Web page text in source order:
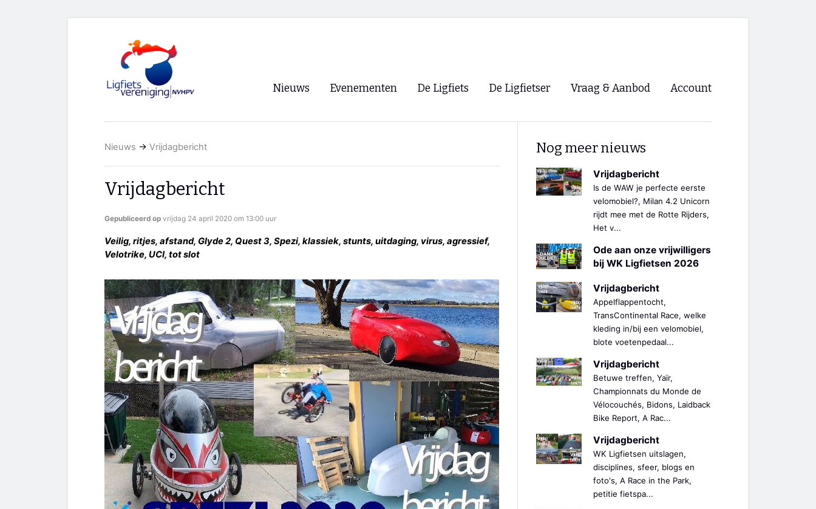
Nieuws Evenementen
WK Ligfietsen 2026
De Ligfiets De Ligfietser
Ligfietsvereninging NVHPV
Lokale Fietsverenigingen
Forum ligfietsers.nl 🡺
Vraag & Aanbod Account
Nieuws → Vrijdagbericht
Vrijdagbericht
Gepubliceerd op vrijdag 24 april 2020 om 13:00 uur
Veilig, ritjes, afstand, Glyde 2, Quest 3, Spezi, klassiek, stunts, uitdaging, virus, agressief,
Velotrike, UCI, tot slot
Nog meer nieuws
Vrijdagbericht
Is de WAW je perfecte eerste
velomobiel?, Milan 4.2 Unicorn
rijdt mee met de Rotte Rijders,
Het v...
Ode aan onze vrijwilligers
bij WK Ligfietsen 2026
Vrijdagbericht
Appelflappentocht,
TransContinental Race, welke
kleding in/bij een velomobiel,
blote voetenpedaal...
Vrijdagbericht
Betuwe treffen, Yaïr,
Championnats du Monde de
Vélocouchés, Bidons, Laidback
Bike Report, A Rac...
Vrijdagbericht
WK Ligfietsen uitslagen,
disciplines, sfeer, blogs en
foto's, A Race in the Park,
petitie fietspa...